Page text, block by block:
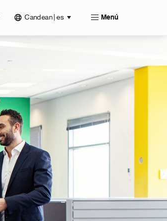
Candean | es Menú